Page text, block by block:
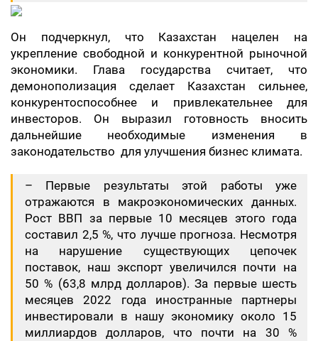
Он подчеркнул, что Казахстан нацелен на
укрепление свободной и конкурентной рыночной
экономики. Глава государства считает, что
демонополизация сделает Казахстан сильнее,
конкурентоспособнее и привлекательнее для
инвесторов. Он выразил готовность вносить
дальнейшие необходимые изменения в
законодательство для улучшения бизнес климата.
– Первые результаты этой работы уже
отражаются в макроэкономических данных.
Рост ВВП за первые 10 месяцев этого года
составил 2,5 %, что лучше прогноза. Несмотря
на нарушение существующих цепочек
поставок, наш экспорт увеличился почти на
50 % (63,8 млрд долларов). За первые шесть
месяцев 2022 года иностранные партнеры
инвестировали в нашу экономику около 15
миллиардов долларов, что почти на 30 %